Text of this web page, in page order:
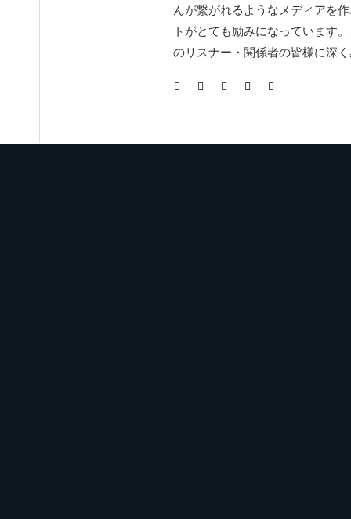
んが繋がれるようなメディアを
トがとても励みになっています
のリスナー・関係者の皆様に深